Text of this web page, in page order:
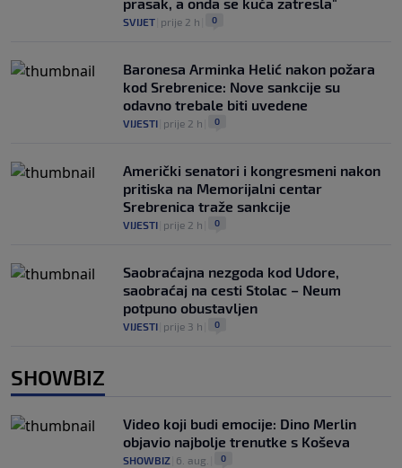
prasak, a onda se kuća zatresla"
SVIJET prije 2 h 0
Baronesa Arminka Helić nakon požara
kod Srebrenice: Nove sankcije su
odavno trebale biti uvedene
VIJESTI prije 2 h 0
Američki senatori i kongresmeni nakon
pritiska na Memorijalni centar
Srebrenica traže sankcije
VIJESTI prije 2 h 0
Saobraćajna nezgoda kod Udore,
saobraćaj na cesti Stolac – Neum
potpuno obustavljen
VIJESTI prije 3 h 0
SHOWBIZ
Video koji budi emocije: Dino Merlin
objavio najbolje trenutke s Koševa
SHOWBIZ 6. aug. 0